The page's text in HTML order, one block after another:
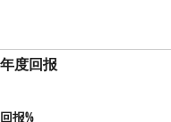
年度回报
回报%